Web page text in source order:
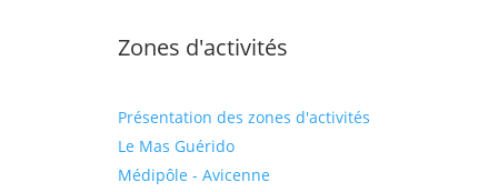
Zones d'activités
Présentation des zones d'activités
Le Mas Guérido
Médipôle - Avicenne